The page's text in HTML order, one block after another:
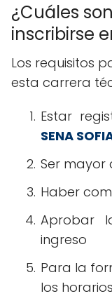
¿Cuáles
inscribirse
Los requisitos
esta carrera
Estar
SENA
Ser mayor
Haber
Aprobar
ingreso
Para la
los